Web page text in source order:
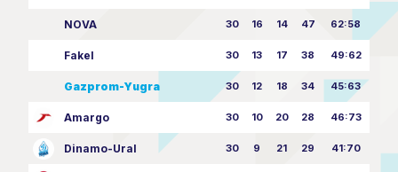
NOVA 30 16 14 47 62:58
Fakel 30 13 17 38 49:62
Gazprom-Yugra 30 12 18 34 45:63
Amargo 30 10 20 28 46:73
Dinamo-Ural 30 9 21 29 41:70